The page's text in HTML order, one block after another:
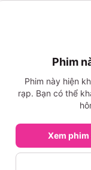
Nổ
Bị Lệch
Phim
Phim này hiện
rạp. Bạn có thể
Xem